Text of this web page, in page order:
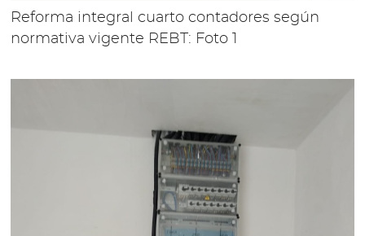
Reforma integral cuarto contadores según
normativa vigente REBT: Foto 1